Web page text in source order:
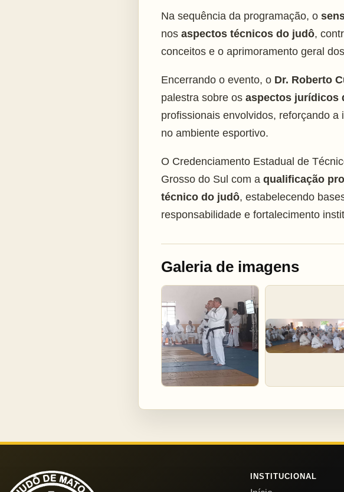
Na sequência da programação, o
nos aspectos técnicos do judô,
conceitos e o aprimoramento geral
Encerrando o evento, o Dr. Roberto
palestra sobre os aspectos jurídicos
profissionais envolvidos, reforçando
no ambiente esportivo.
O Credenciamento Estadual de
Grosso do Sul com a qualificação
técnico do judô, estabelecendo
responsabilidade e fortalecimento
Galeria de imagens
INSTITUCIONAL